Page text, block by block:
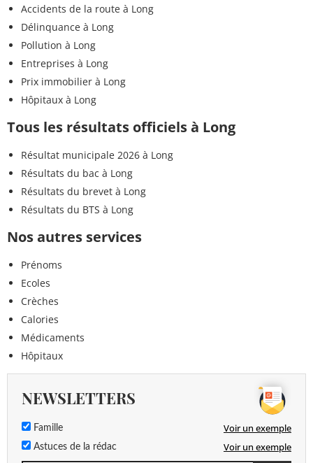
Accidents de la route à Long
Délinquance à Long
Pollution à Long
Entreprises à Long
Prix immobilier à Long
Hôpitaux à Long
Tous les résultats officiels à Long
Résultat municipale 2026 à Long
Résultats du bac à Long
Résultats du brevet à Long
Résultats du BTS à Long
Nos autres services
Prénoms
Ecoles
Crèches
Calories
Médicaments
Hôpitaux
NEWSLETTERS
Famille Voir un exemple
Astuces de la rédac Voir un exemple